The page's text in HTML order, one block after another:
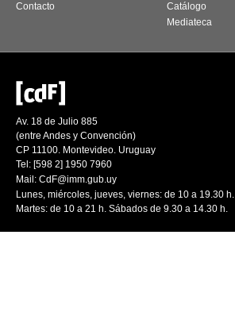
Contacto
Catálogo
Mediateca
Av. 18 de Julio 885
(entre Andes y Convención)
CP 11100. Montevideo. Uruguay
Tel: [598 2] 1950 7960
Mail: CdF@imm.gub.uy
Lunes, miércoles, jueves, viernes: de 10 a 19.30 h.
Martes: de 10 a 21 h. Sábados de 9.30 a 14.30 h.